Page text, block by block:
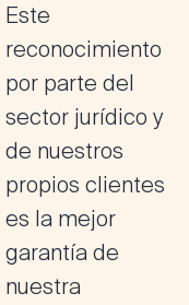
Este
reconocimiento
por parte del
sector jurídico y
de nuestros
propios clientes
es la mejor
garantía de
nuestra